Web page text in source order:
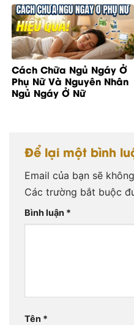
Cách Chữa Ngủ Ngáy Ở
Phụ Nữ Và Nguyên Nhân
Ngủ Ngáy Ở Nữ
Để lại một bình
Email của bạn sẽ
Các trường bắt buộc
Bình luận *
Tên *